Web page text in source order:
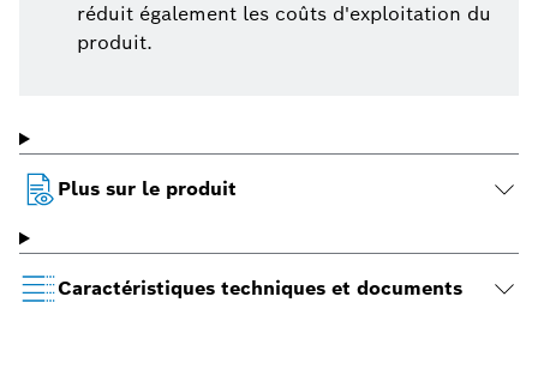
réduit également les coûts d'exploitation du
produit.
Plus sur le produit
Caractéristiques techniques et documents